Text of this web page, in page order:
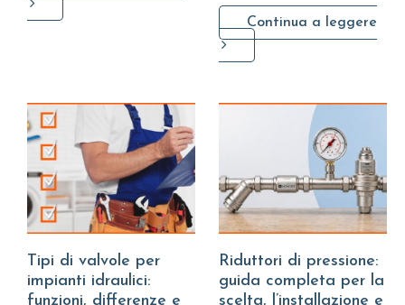
Continua a leggere
Tipi di valvole per
impianti idraulici:
funzioni, differenze e
Riduttori di pressione:
guida completa per la
scelta, l’installazione e